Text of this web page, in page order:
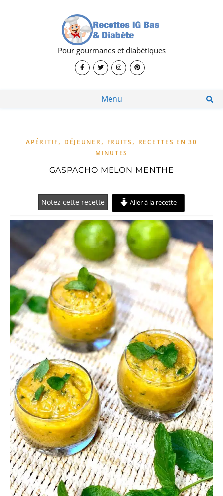
Pour gourmands et diabétiques
Menu
APÉRITIF, DÉJEUNER, FRUITS , RECETTES EN 30
MINUTES
GASPACHO MELON MENTHE
Notez cette recette Aller à la recette